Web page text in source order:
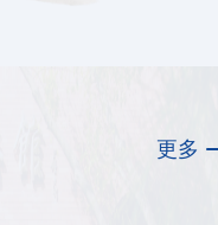
更多